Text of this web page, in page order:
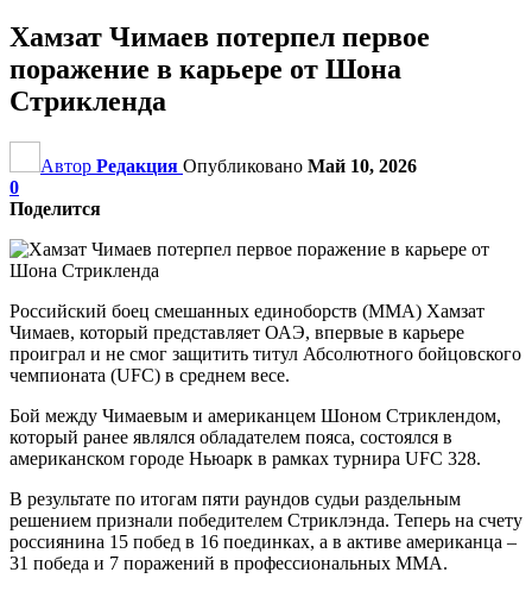
Хамзат Чимаев потерпел первое
поражение в карьере от Шона
Стрикленда
Автор Редакция Опубликовано Май 10, 2026
0
Поделится
Российский боец смешанных единоборств (ММА) Хамзат
Чимаев, который представляет ОАЭ, впервые в карьере
проиграл и не смог защитить титул Абсолютного бойцовского
чемпионата (UFC) в среднем весе.
Бой между Чимаевым и американцем Шоном Стриклендом,
который ранее являлся обладателем пояса, состоялся в
американском городе Ньюарк в рамках турнира UFC 328.
В результате по итогам пяти раундов судьи раздельным
решением признали победителем Стриклэнда. Теперь на счету
россиянина 15 побед в 16 поединках, а в активе американца –
31 победа и 7 поражений в профессиональных ММА.